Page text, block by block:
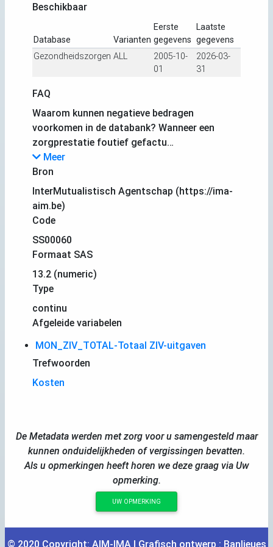
Beschikbaar
Database Varianten
Eerste
gegevens
Laatste
gegevens
Gezondheidszorgen ALL
2005-10-
01
2026-03-
31
FAQ
Waarom kunnen negatieve bedragen
voorkomen in de databank? Wanneer een
zorgprestatie foutief gefactu…
Meer
Bron
InterMutualistisch Agentschap (https://ima-
aim.be)
Code
SS00060
Formaat SAS
13.2 (numeric)
Type
continu
Afgeleide variabelen
MON_ZIV_TOTAL-Totaal ZIV-uitgaven
Trefwoorden
Kosten
De Metadata werden met zorg voor u samengesteld maar
kunnen onduidelijkheden of vergissingen bevatten.
Als u opmerkingen heeft horen we deze graag via Uw
opmerking.
UW OPMERKING
© 2020 Copyright: AIM-IMA | Grafisch ontwerp : Banlieues